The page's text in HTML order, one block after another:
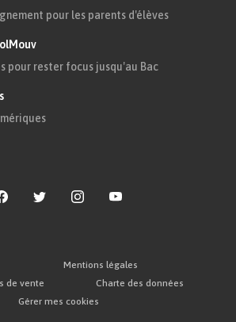
pour les parents d'élèves
pour rester focus jusqu'au Bac
Mentions légales
de vente
Charte des données
Gérer mes cookies